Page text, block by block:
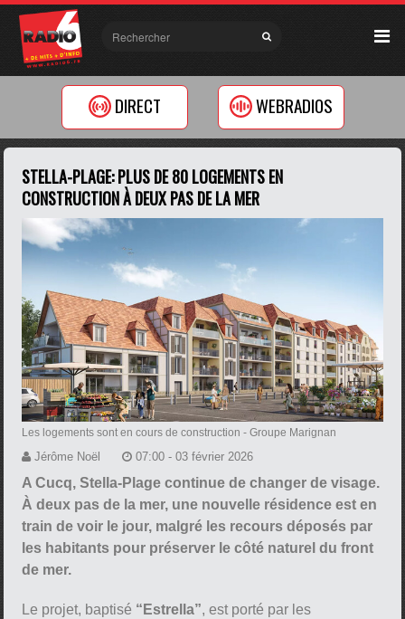
DIRECT WEBRADIOS
STELLA-PLAGE: PLUS DE 80 LOGEMENTS EN
CONSTRUCTION À DEUX PAS DE LA MER
Les logements sont en cours de construction - Groupe Marignan
Jérôme Noël 07:00 - 03 février 2026
A Cucq, Stella-Plage continue de changer de visage.
À deux pas de la mer, une nouvelle résidence est en
train de voir le jour, malgré les recours déposés par
les habitants pour préserver le côté naturel du front
de mer.
Le projet, baptisé “Estrella”, est porté par les